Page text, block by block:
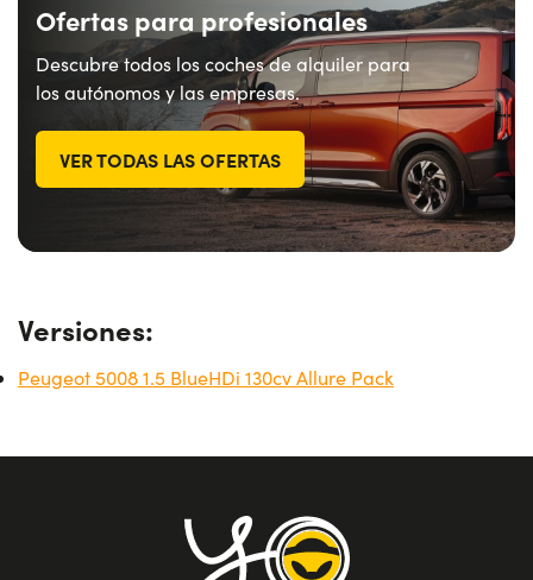
Ofertas para profesionales
Descubre todos los coches de alquiler para
los autónomos y las empresas.
VER TODAS LAS OFERTAS
Versiones:
Peugeot 5008 1.5 BlueHDi 130cv Allure Pack